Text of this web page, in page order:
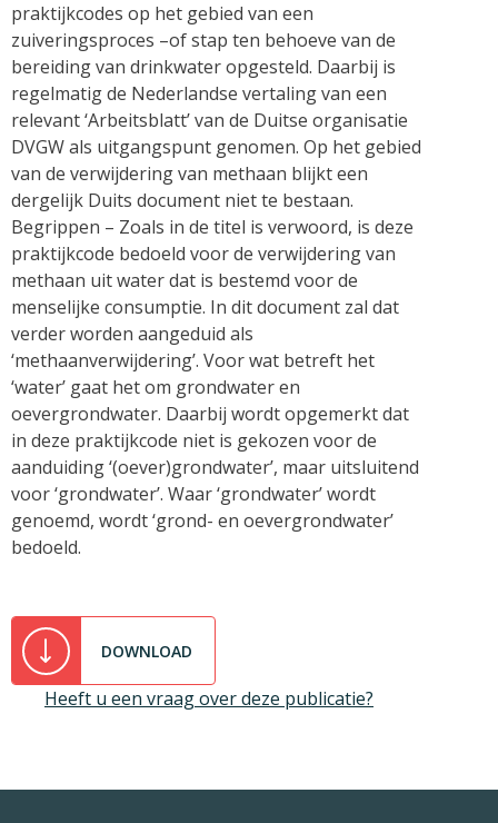
praktijkcodes op het gebied van een
zuiveringsproces –of stap ten behoeve van de
bereiding van drinkwater opgesteld. Daarbij is
regelmatig de Nederlandse vertaling van een
relevant ‘Arbeitsblatt’ van de Duitse organisatie
DVGW als uitgangspunt genomen. Op het gebied
van de verwijdering van methaan blijkt een
dergelijk Duits document niet te bestaan.
Begrippen – Zoals in de titel is verwoord, is deze
praktijkcode bedoeld voor de verwijdering van
methaan uit water dat is bestemd voor de
menselijke consumptie. In dit document zal dat
verder worden aangeduid als
‘methaanverwijdering’. Voor wat betreft het
‘water’ gaat het om grondwater en
oevergrondwater. Daarbij wordt opgemerkt dat
in deze praktijkcode niet is gekozen voor de
aanduiding ‘(oever)grondwater’, maar uitsluitend
voor ‘grondwater’. Waar ‘grondwater’ wordt
genoemd, wordt ‘grond- en oevergrondwater’
bedoeld.
DOWNLOAD
Heeft u een vraag over deze publicatie?